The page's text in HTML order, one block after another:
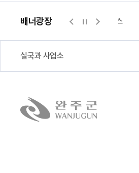
배너광장
지적측량바로처리센터 위택스
실국과 사업소